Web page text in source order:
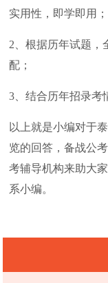
实用性，即学即用；
2、根据历年试题，
配；
3、结合历年招录考
以上就是小编对于
览的回答，备战公
考辅导机构来助大
系小编。